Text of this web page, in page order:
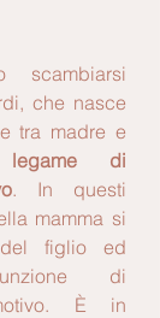
che nasce
tra madre e
legame di
. In questi
mamma si
figlio ed
di
È in